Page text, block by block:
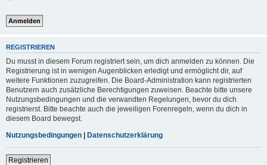
REGISTRIEREN
Du musst in diesem Forum registriert sein, um dich anmelden zu können. Die
Registrierung ist in wenigen Augenblicken erledigt und ermöglicht dir, auf
weitere Funktionen zuzugreifen. Die Board-Administration kann registrierten
Benutzern auch zusätzliche Berechtigungen zuweisen. Beachte bitte unsere
Nutzungsbedingungen und die verwandten Regelungen, bevor du dich
registrierst. Bitte beachte auch die jeweiligen Forenregeln, wenn du dich in
diesem Board bewegst.
Nutzungsbedingungen | Datenschutzerklärung
Registrieren